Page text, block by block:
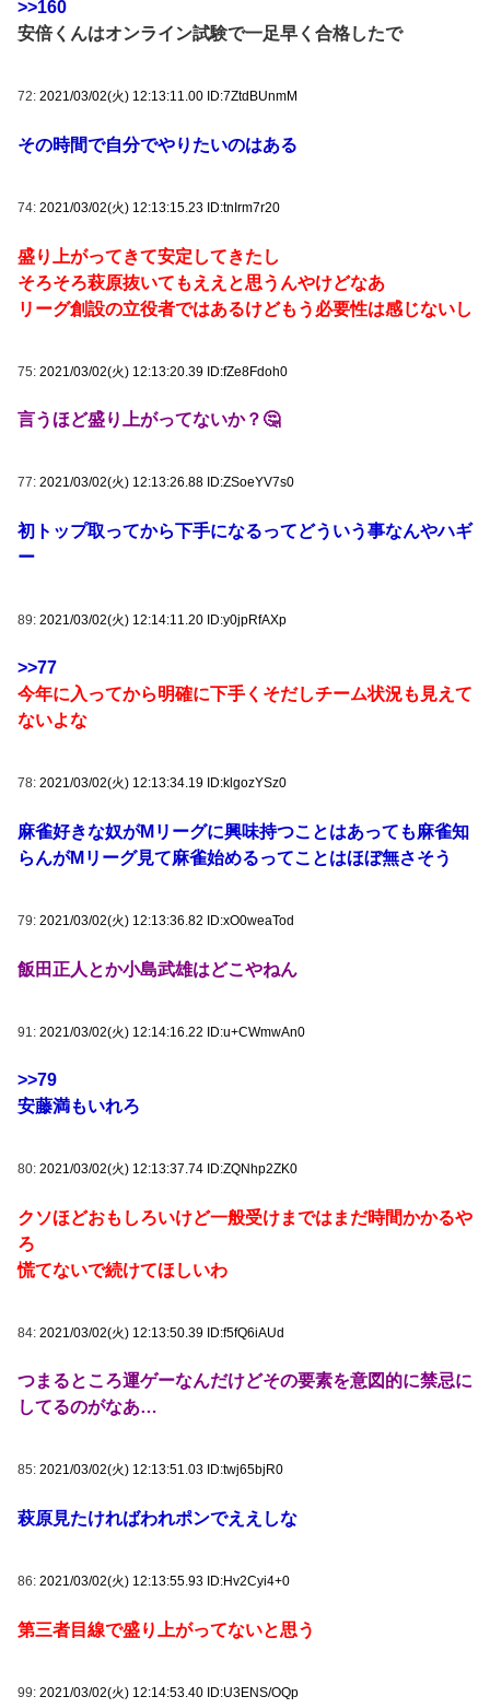
>>160
安倍くんはオンライン試験で一足早く合格したで
72: 2021/03/02(火) 12:13:11.00 ID:7ZtdBUnmM
その時間で自分でやりたいのはある
74: 2021/03/02(火) 12:13:15.23 ID:tnIrm7r20
盛り上がってきて安定してきたし
そろそろ萩原抜いてもええと思うんやけどなあ
リーグ創設の立役者ではあるけどもう必要性は感じないし
75: 2021/03/02(火) 12:13:20.39 ID:fZe8Fdoh0
言うほど盛り上がってないか？🤔
77: 2021/03/02(火) 12:13:26.88 ID:ZSoeYV7s0
初トップ取ってから下手になるってどういう事なんやハギ
ー
89: 2021/03/02(火) 12:14:11.20 ID:y0jpRfAXp
>>77
今年に入ってから明確に下手くそだしチーム状況も見えて
ないよな
78: 2021/03/02(火) 12:13:34.19 ID:klgozYSz0
麻雀好きな奴がMリーグに興味持つことはあっても麻雀知
らんがMリーグ見て麻雀始めるってことはほぼ無さそう
79: 2021/03/02(火) 12:13:36.82 ID:xO0weaTod
飯田正人とか小島武雄はどこやねん
91: 2021/03/02(火) 12:14:16.22 ID:u+CWmwAn0
>>79
安藤満もいれろ
80: 2021/03/02(火) 12:13:37.74 ID:ZQNhp2ZK0
クソほどおもしろいけど一般受けまではまだ時間かかるや
ろ
慌てないで続けてほしいわ
84: 2021/03/02(火) 12:13:50.39 ID:f5fQ6iAUd
つまるところ運ゲーなんだけどその要素を意図的に禁忌に
してるのがなあ…
85: 2021/03/02(火) 12:13:51.03 ID:twj65bjR0
萩原見たければわれポンでええしな
86: 2021/03/02(火) 12:13:55.93 ID:Hv2Cyi4+0
第三者目線で盛り上がってないと思う
99: 2021/03/02(火) 12:14:53.40 ID:U3ENS/OQp